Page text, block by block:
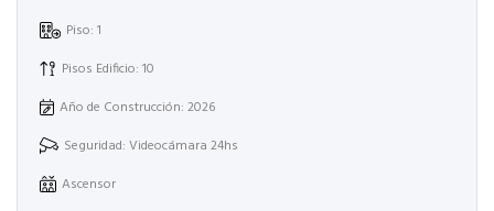
Piso: 1
Pisos Edificio: 10
Año de Construcción: 2026
Seguridad: Videocámara 24hs
Ascensor